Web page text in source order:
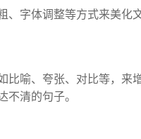
、字体调整等方式来美化
比喻、夸张、对比等，来
清的句子。